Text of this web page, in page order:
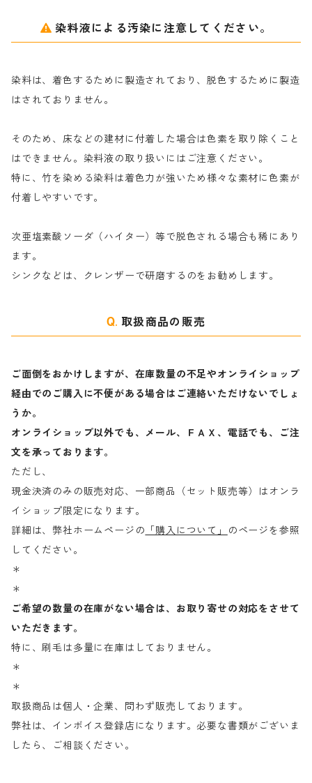
ナ行
ハ行
マ行
粉末顔料
綿・麻を染める染料
絹・羊毛を染める染料
染料液による汚染に注意してください。
染料は、着色するために製造されており、脱色するために製造
はされておりません。
そのため、床などの建材に付着した場合は色素を取り除くこと
はできません。染料液の取り扱いにはご注意ください。
特に、竹を染める染料は着色力が強いため様々な素材に色素が
付着しやすいです。
次亜塩素酸ソーダ（ハイター）等で脱色される場合も稀にあり
ます。
シンクなどは、クレンザーで研磨するのをお勧めします。
取扱商品の販売
ご面倒をおかけしますが、在庫数量の不足やオンライショップ
経由でのご購入に不便がある場合はご連絡いただけないでしょ
うか。
オンライショップ以外でも、メール、ＦＡＸ、電話でも、ご注
文を承っております。
ただし、
現金決済のみの販売対応、一部商品（セット販売等）はオンラ
イショップ限定になります。
詳細は、弊社ホームページの 「購入について」
のページを参照
してください。
＊
＊
ご希望の数量の在庫がない場合は、お取り寄せの対応をさせて
いただきます。
特に、刷毛は多量に在庫はしておりません。
＊
＊
取扱商品は個人・企業、問わず販売しております。
弊社は、インボイス登録店になります。必要な書類がございま
したら、ご相談ください。